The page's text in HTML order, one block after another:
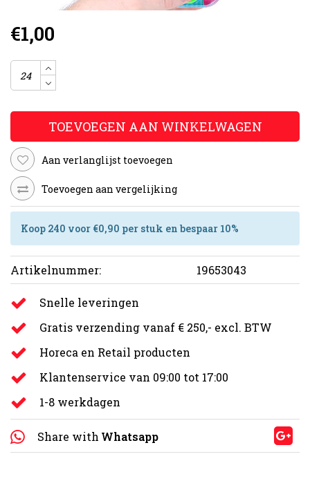
€1,00
TOEVOEGEN AAN WINKELWAGEN
Aan verlanglijst toevoegen
Toevoegen aan vergelijking
Koop 240 voor €0,90 per stuk en bespaar 10%
Artikelnummer: 19653043
Snelle leveringen
Gratis verzending vanaf € 250,- excl. BTW
Horeca en Retail producten
Klantenservice van 09:00 tot 17:00
1-8 werkdagen
Share with Whatsapp